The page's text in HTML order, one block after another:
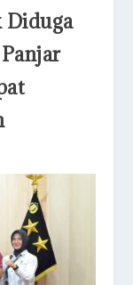
Diduga